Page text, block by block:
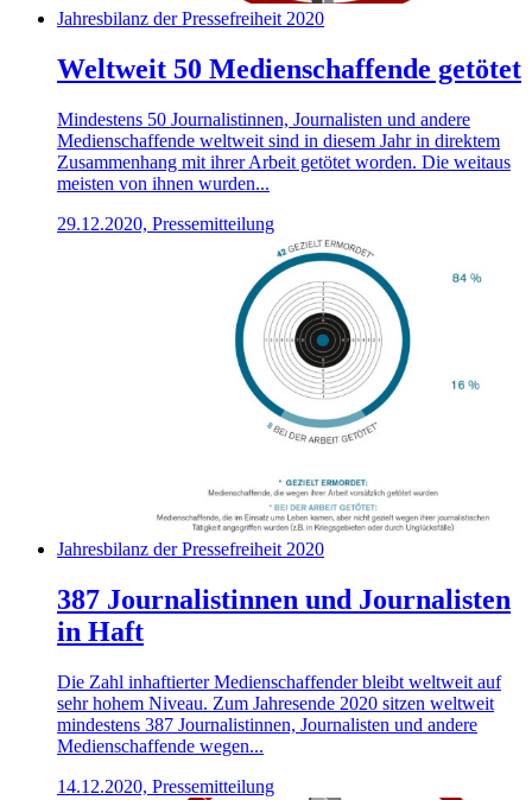
Jahresbilanz der Pressefreiheit 2020
Weltweit 50 Medienschaffende getötet
Mindestens 50 Journalistinnen, Journalisten und andere
Medienschaffende weltweit sind in diesem Jahr in direktem
Zusammenhang mit ihrer Arbeit getötet worden. Die weitaus
meisten von ihnen wurden...
29.12.2020, Pressemitteilung
Jahresbilanz der Pressefreiheit 2020
387 Journalistinnen und Journalisten
in Haft
Die Zahl inhaftierter Medienschaffender bleibt weltweit auf
sehr hohem Niveau. Zum Jahresende 2020 sitzen weltweit
mindestens 387 Journalistinnen, Journalisten und andere
Medienschaffende wegen...
14.12.2020, Pressemitteilung